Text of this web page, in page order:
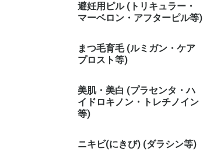
避妊用ピル (トリキュラー・
マーベロン・アフターピル等)
まつ毛育毛 (ルミガン・ケア
プロスト等)
美肌・美白 (プラセンタ・ハ
イドロキノン・トレチノイン
等)
ニキビ(にきび) (ダラシン等)